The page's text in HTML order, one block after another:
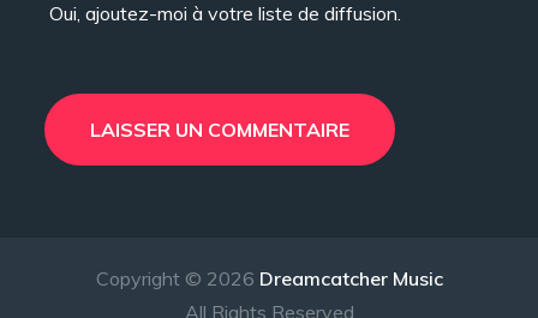
Oui, ajoutez-moi à votre liste de diffusion.
Copyright © 2026 Dreamcatcher Music
All Rights Reserved